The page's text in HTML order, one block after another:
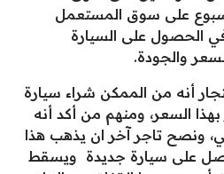
على سوق المستعمل
الحصول على السيارة
والجودة.
أنه من الممكن شراء سيارة
بهذا السعر، ومنهم من أكد أنه
ونصح تاجر آخر ان يذهب هذا
على سيارة جديدة ويسقط